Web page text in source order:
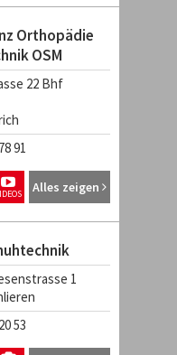
Orthopädie
OSM
22 Bhf
91
Alles zeigen
1
53